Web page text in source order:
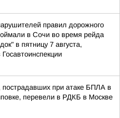
правил дорожного
в Сочи во время рейда
в пятницу 7 августа,
пострадавших при атаке БПЛА в
перевели в РДКБ в Москве